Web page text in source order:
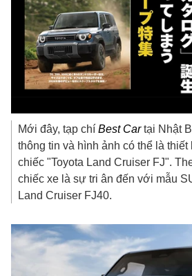
Mới đây, tạp chíBest Cartại Nhật
thông tin và hình ảnh có thể là
chiếc "Toyota Land Cruiser FJ".
chiếc xe là sự tri ân đến với mẫu
Land Cruiser FJ40.